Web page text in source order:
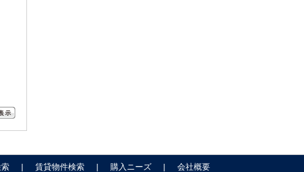
賃貸物件検索 購入ニーズ 会社概要